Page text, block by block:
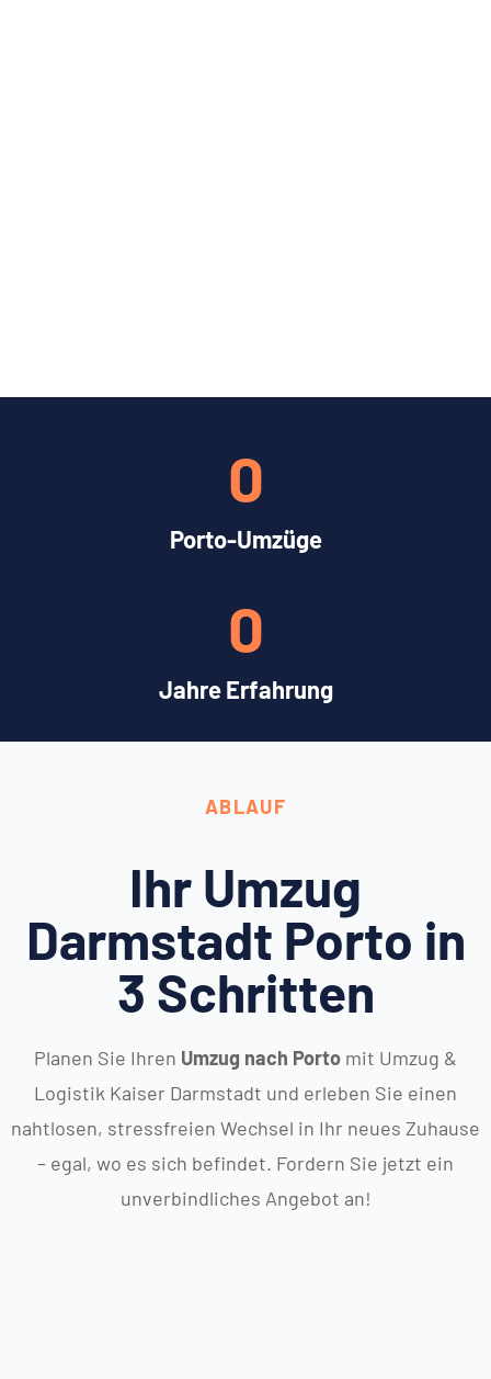
Porto-Umzüge
0
Jahre Erfahrung
0
ABLAUF
Ihr Umzug
Darmstadt Porto in
3 Schritten
Planen Sie Ihren Umzug nach Porto mit Umzug &
Logistik Kaiser Darmstadt und erleben Sie einen
nahtlosen, stressfreien Wechsel in Ihr neues Zuhause
– egal, wo es sich befindet. Fordern Sie jetzt ein
unverbindliches Angebot an!